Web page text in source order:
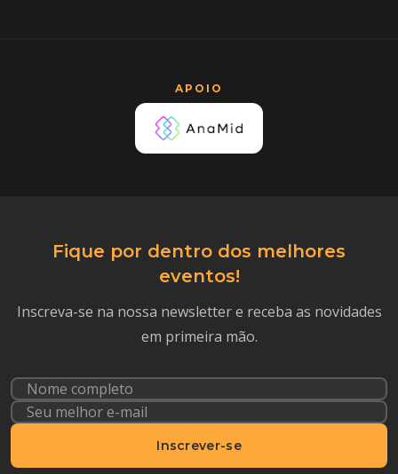
APOIO
Fique por dentro dos melhores
eventos!
Inscreva-se na nossa newsletter e receba as novidades
em primeira mão.
Inscrever-se